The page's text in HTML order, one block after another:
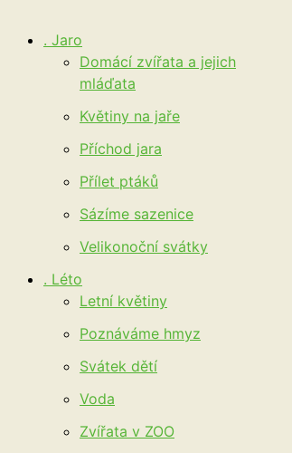
. Jaro
Domácí zvířata a jejich
mláďata
Květiny na jaře
Příchod jara
Přílet ptáků
Sázíme sazenice
Velikonoční svátky
. Léto
Letní květiny
Poznáváme hmyz
Svátek dětí
Voda
Zvířata v ZOO